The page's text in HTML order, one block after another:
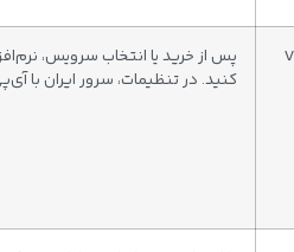
پس از خرید یا انتخاب سرویس،
کنید. در تنظیمات، سرور ایران با